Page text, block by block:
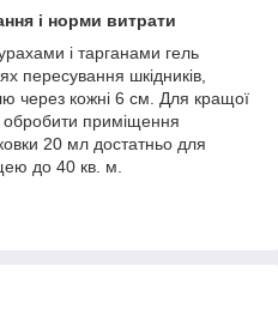
і норми витрати
і тарганами гель
пересування шкідників,
через кожні 6 см. Для кращої
обробити приміщення
20 мл достатньо для
до 40 кв. м.